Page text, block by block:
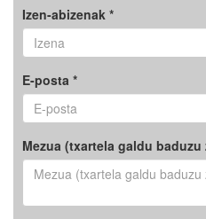
Izen-abizenak *
E-posta *
Mezua (txartela galdu